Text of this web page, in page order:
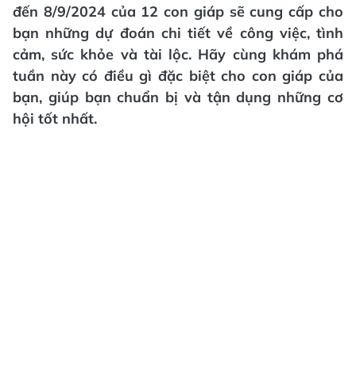
đến 8/9/2024 của 12 con giáp sẽ cung cấp cho
bạn những dự đoán chi tiết về công việc, tình
cảm, sức khỏe và tài lộc. Hãy cùng khám phá
tuần này có điều gì đặc biệt cho con giáp của
bạn, giúp bạn chuẩn bị và tận dụng những cơ
hội tốt nhất.